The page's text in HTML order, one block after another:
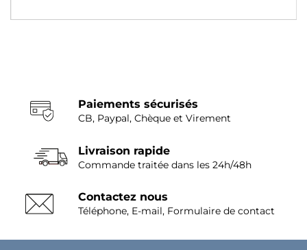
Paiements sécurisés
CB, Paypal, Chèque et Virement
Livraison rapide
Commande traitée dans les 24h/48h
Contactez nous
Téléphone, E-mail, Formulaire de contact